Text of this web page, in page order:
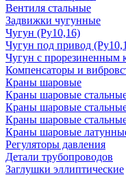
Вентиля стальные
Задвижки чугунные
Чугун (Ру10,16)
Чугун под привод
Чугун с прорезиненным
Компенсаторы и
Краны шаровые
Краны шаровые
Краны шаровые
Краны шаровые
Краны шаровые
Регуляторы давления
Детали трубопроводов
Заглушки эллиптические